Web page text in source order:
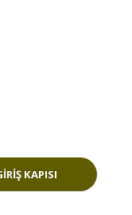
KAPISI